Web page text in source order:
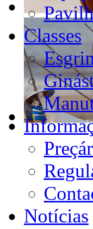
Classes
Notícias